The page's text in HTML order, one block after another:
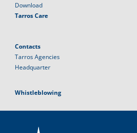
Download
Tarros Care
Contacts
Tarros Agencies
Headquarter
Whistleblowing